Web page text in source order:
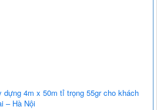
dựng 4m x 50m tỉ trọng 55gr cho khách
– Hà Nội